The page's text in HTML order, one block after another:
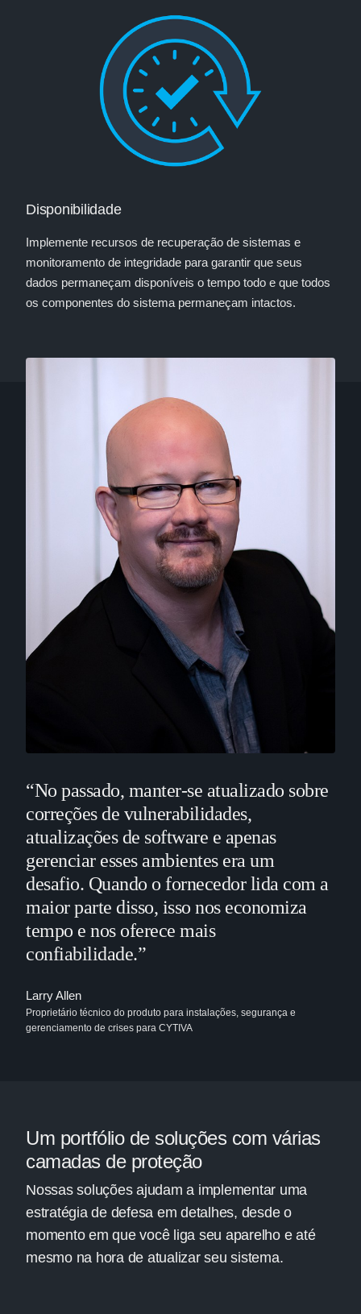
Disponibilidade
Implemente recursos de recuperação de sistemas e
monitoramento de integridade para garantir que seus
dados permaneçam disponíveis o tempo todo e que todos
os componentes do sistema permaneçam intactos.
“No passado, manter-se atualizado sobre
correções de vulnerabilidades,
atualizações de software e apenas
gerenciar esses ambientes era um
desafio. Quando o fornecedor lida com a
maior parte disso, isso nos economiza
tempo e nos oferece mais
confiabilidade.”
Larry Allen
Proprietário técnico do produto para instalações, segurança e
gerenciamento de crises para CYTIVA
Um portfólio de soluções com várias
camadas de proteção
Nossas soluções ajudam a implementar uma
estratégia de defesa em detalhes, desde o
momento em que você liga seu aparelho e até
mesmo na hora de atualizar seu sistema.